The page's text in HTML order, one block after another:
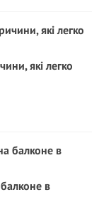
які легко
в